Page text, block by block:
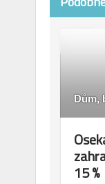
Dům,
15 %